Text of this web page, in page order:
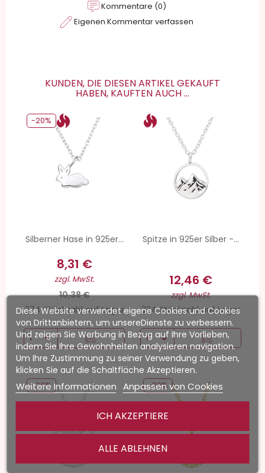
Kommentare (0)
Eigenen Kommentar verfassen
KUNDEN, DIE DIESEN ARTIKEL GEKAUFT
HABEN, KAUFTEN AUCH ...
Silberner Hase in 925er...
8,31 €
zzgl. MwSt.
10,38 €
274 Stückzahl auf Lager
-20%
Spitze in 925er Silber -...
12,46 €
zzgl. MwSt.
334 Stückzahl auf Lager
-20% -20%
Diese Website verwendet eigene Cookies und Cookies
von Drittanbietern, um unsereDienste zu verbessern.
Und zeigen Sie Werbung in Bezug auf Ihre Vorlieben,
indem Sie Ihre Gewohnheiten analysieren navigation.
Um Ihre Zustimmung zu seiner Verwendung zu geben,
klicken Sie auf die Schaltfläche Akzeptieren.
Weitere Informationen Anpassen von Cookies
ALLE ABLEHNEN
ICH AKZEPTIERE